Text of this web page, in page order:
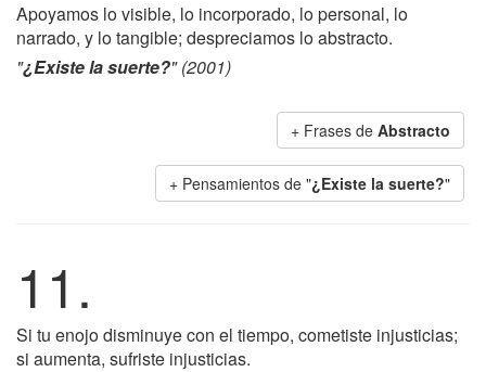
Apoyamos lo visible, lo incorporado, lo personal, lo
narrado, y lo tangible; despreciamos lo abstracto.
"¿Existe la suerte?" (2001)
+ Frases de Abstracto
+ Pensamientos de "¿Existe la suerte?"
11.
Si tu enojo disminuye con el tiempo, cometiste injusticias;
si aumenta, sufriste injusticias.